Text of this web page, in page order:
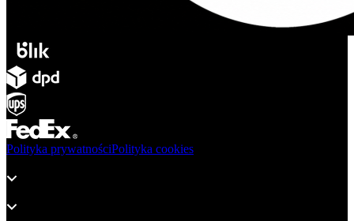
Polityka prywatnościPolityka cookies